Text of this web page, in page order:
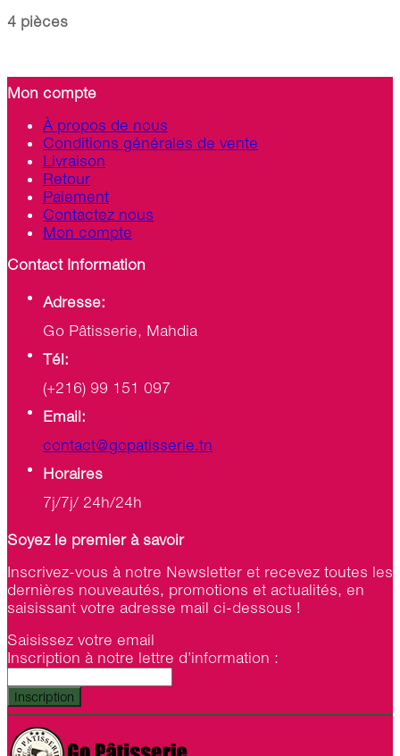
4 pièces
Mon compte
À propos de nous
Conditions générales de vente
Livraison
Retour
Paiement
Contactez nous
Mon compte
Contact Information
Adresse:
Go Pâtisserie, Mahdia
Tél:
(+216) 99 151 097
Email:
contact@gopatisserie.tn
Horaires
7j/7j/ 24h/24h
Soyez le premier à savoir
Inscrivez-vous à notre Newsletter et recevez toutes les
dernières nouveautés, promotions et actualités, en
saisissant votre adresse mail ci-dessous !
Saisissez votre email
Inscription à notre lettre d’information :
Inscription